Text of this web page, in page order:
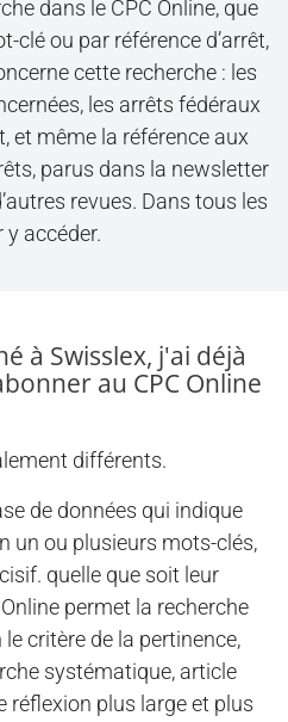
dans le CPC Online, que
clé ou par référence d’arrêt,
cette recherche : les
les arrêts fédéraux
et même la référence aux
parus dans la newsletter
revues. Dans tous les
y accéder.
à Swisslex, j'ai déjà
au CPC Online
différents.
de données qui indique
un ou plusieurs mots-clés,
quelle que soit leur
permet la recherche
critère de la pertinence,
systématique, article
réflexion plus large et plus